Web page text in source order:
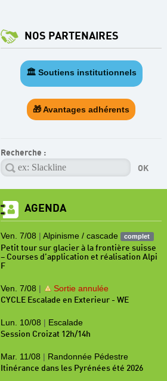
NOS PARTENAIRES
🏛️ Soutiens institutionnels
🎁 Avantages adhérents
Recherche :
AGENDA
Ven. 7/08 | Alpinisme / cascade complet
Petit tour sur glacier à la frontière suisse
– Courses d’application et réalisation Alpi
F
Ven. 7/08 | Sortie annulée
CYCLE Escalade en Exterieur - WE
Lun. 10/08 | Escalade
Session Croizat 12h/14h
Mar. 11/08 | Randonnée Pédestre
Itinérance dans les Pyrénées été 2026